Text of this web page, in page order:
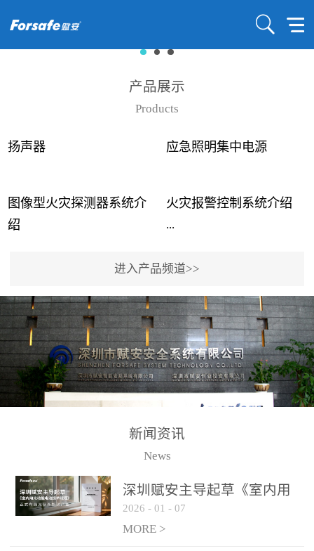
产品展示
Products
扬声器 应急照明集中电源
图像型火灾探测器系统介
绍
...
事故频发，传统的火灾探
测方法已无法满足要求。
尤其是目前众多的大型影
剧院、会议展览中心、体
育馆、大型仓库和隧道空
间等，其建筑结构特殊、
火灾隐患多。一旦发生火
传统的火灾关测器无法被
及时缺发，不能及早发现
和有效扑救火火，这不仅
火灾报警控制系统介绍
...
用了具有仲裁机制和冗余
校验的总线传输技术、线
路状态检测与保护技术、
后向光电感烟探测技术、
高可靠的系统抗干扰技术
等多项专利技术和专有技
警领域三十多年技术积累
和工程实践的结晶。
进入产品频道>>
新闻资讯
News
深圳赋安主导起草《室内用
光动能电池技术规程》 正式
布局光伏新能源产业
2026 - 01 - 07
MORE >